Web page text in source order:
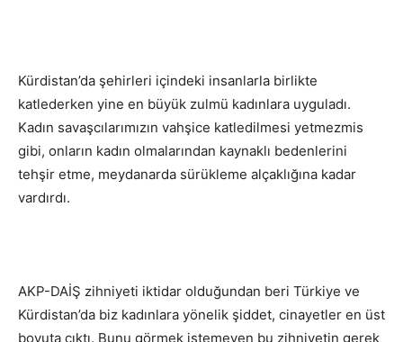
Kürdistan’da şehirleri içindeki insanlarla birlikte
katlederken yine en büyük zulmü kadınlara uyguladı.
Kadın savaşcılarımızın vahşice katledilmesi yetmezmis
gibi, onların kadın olmalarından kaynaklı bedenlerini
tehşir etme, meydanarda sürükleme alçaklığına kadar
vardırdı.
AKP-DAİŞ zihniyeti iktidar olduğundan beri Türkiye ve
Kürdistan’da biz kadınlara yönelik şiddet, cinayetler en üst
boyuta çıktı. Bunu görmek istemeyen bu zihniyetin gerek